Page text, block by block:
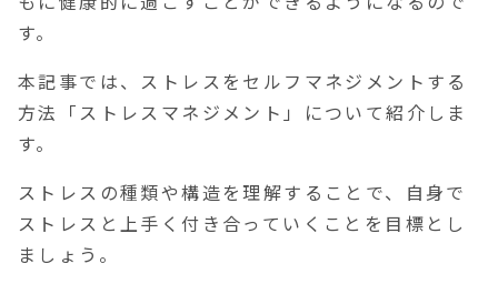
す。
本記事では、 ストレスをセルフマネジメントする
方法「ストレスマネジメント」
について紹介しま
す。
ストレスの種類や構造を理解することで、自身で
ストレスと上手く付き合っていくことを目標とし
ましょう。